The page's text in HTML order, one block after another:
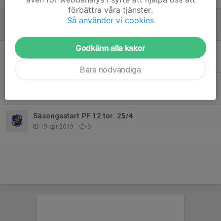
Sommaruppehåll PF12
Sommaruppehåll PF12
Säsongsstart PF 12 tor. 25/4
19 apr 2019 0
förbättra våra tjänster.
Så använder vi cookies
Godkänn alla kakor
Bara nödvändiga